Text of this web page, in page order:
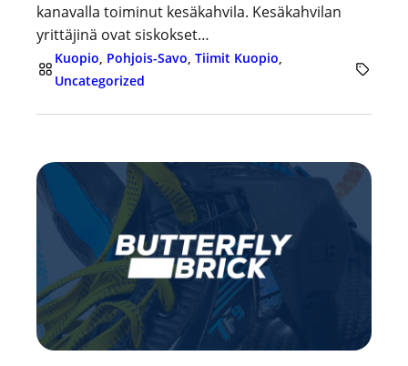
kanavalla toiminut kesäkahvila. Kesäkahvilan
yrittäjinä ovat siskokset…
Kuopio Pohjois-Savo Tiimit Kuopio
Uncategorized